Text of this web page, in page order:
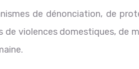
de dénonciation, de
violences domestiques, de